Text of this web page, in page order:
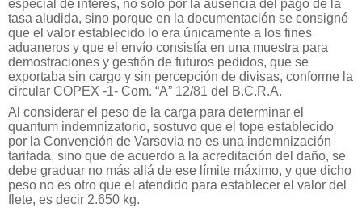
especial de interés, no sólo por la ausencia del pago de la
tasa aludida, sino porque en la documentación se consignó
que el valor establecido lo era únicamente a los fines
aduaneros y que el envío consistía en una muestra para
demostraciones y gestión de futuros pedidos, que se
exportaba sin cargo y sin percepción de divisas, conforme la
circular COPEX -1- Com. “A” 12/81 del B.C.R.A.
Al considerar el peso de la carga para determinar el
quantum indemnizatorio, sostuvo que el tope establecido
por la Convención de Varsovia no es una indemnización
tarifada, sino que de acuerdo a la acreditación del daño, se
debe graduar no más allá de ese límite máximo, y que dicho
peso no es otro que el atendido para establecer el valor del
flete, es decir 2.650 kg.